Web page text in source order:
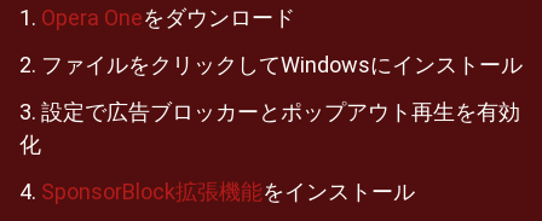
Opera Oneをダウンロード
ファイルをクリックしてWindowsにインストール
設定で広告ブロッカーとポップアウト再生を有効
化
SponsorBlock拡張機能をインストール